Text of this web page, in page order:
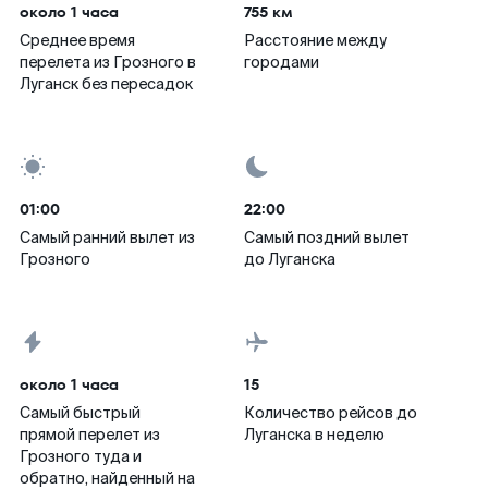
около 1 часа
Среднее время
перелета из Грозного в
Луганск без пересадок
755 км
Расстояние между
городами
01:00
Самый ранний вылет из
Грозного
22:00
Самый поздний вылет
до Луганска
около 1 часа
Самый быстрый
прямой перелет из
Грозного туда и
обратно, найденный на
15
Количество рейсов до
Луганска в неделю